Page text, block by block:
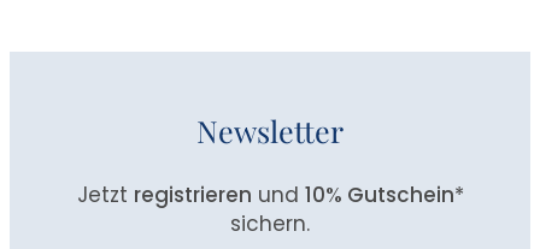
Newsletter
Jetzt registrieren und 10% Gutschein*
sichern.